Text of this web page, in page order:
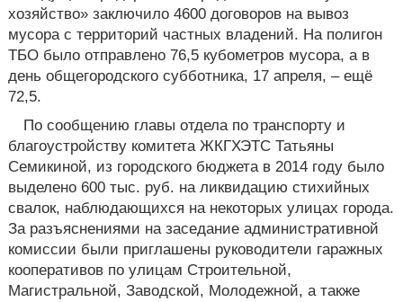
хозяйство» заключило 4600 договоров на вывоз
мусора с территорий частных владений. На полигон
ТБО было отправлено 76,5 кубометров мусора, а в
день общегородского субботника, 17 апреля, – ещё
72,5.
По сообщению главы отдела по транспорту и
благоустройству комитета ЖКГХЭТС Татьяны
Семикиной, из городского бюджета в 2014 году было
выделено 600 тыс. руб. на ликвидацию стихийных
свалок, наблюдающихся на некоторых улицах города.
За разъяснениями на заседание административной
комиссии были приглашены руководители гаражных
кооперативов по улицам Строительной,
Магистральной, Заводской, Молодежной, а также